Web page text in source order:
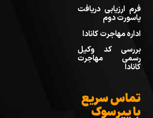
فرم ارزیابی دریافت
پاسورت دوم
اداره مهاجرت کانادا
بررسی کد وکیل
رسمی مهاجرت
کانادا
تماس سریع
با پیرسوک